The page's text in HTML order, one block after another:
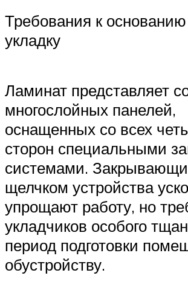
Требования к
укладку
Ламинат представляет
многослойных панелей,
оснащенных со всех
сторон специальными
системами.
щелчком устройства
упрощают работу, но
укладчиков особого
период подготовки
обустройству.